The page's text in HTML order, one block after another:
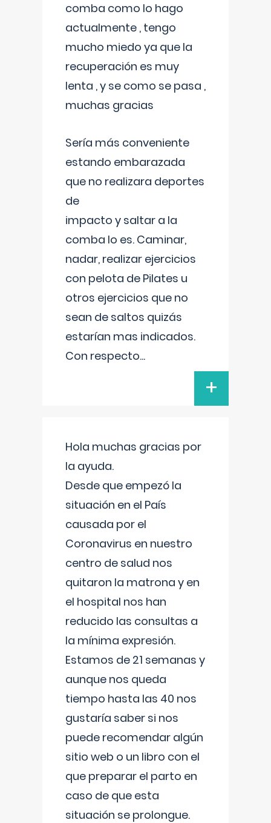
comba como lo hago
actualmente , tengo
mucho miedo ya que la
recuperación es muy
lenta , y se como se pasa ,
muchas gracias
Sería más conveniente
estando embarazada
que no realizara deportes
de
impacto y saltar a la
comba lo es. Caminar,
nadar, realizar ejercicios
con pelota de Pilates u
otros ejercicios que no
sean de saltos quizás
estarían mas indicados.
Con respecto...
+
Hola muchas gracias por
la ayuda.
Desde que empezó la
situación en el País
causada por el
Coronavirus en nuestro
centro de salud nos
quitaron la matrona y en
el hospital nos han
reducido las consultas a
la mínima expresión.
Estamos de 21 semanas y
aunque nos queda
tiempo hasta las 40 nos
gustaría saber si nos
puede recomendar algún
sitio web o un libro con el
que preparar el parto en
caso de que esta
situación se prolongue.